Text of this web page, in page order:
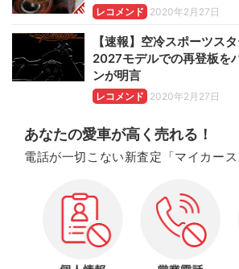
レコメンド 2020年2月27日
【速報】空冷スポーツス
2027モデルでの再登板を
ンが明言
レコメンド 2020年2月27日
あなたの愛車が高く売れる！
電話が一切こない新査定「マイカース